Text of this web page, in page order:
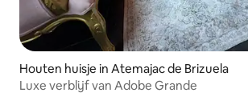
Houten huisje in Atemajac de Brizuela
Luxe verblijf van Adobe Grande